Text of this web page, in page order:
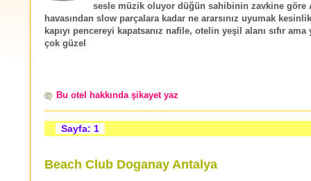
sesle müzik oluyor düğün sahibinin zavkine göre
havasından slow parçalara kadar ne ararsınız uyumak
kapıyı pencereyi kapatsanız nafile, otelin yeşil alanı sıfır ama
çok güzel
Bu otel hakkında şikayet yaz
Sayfa: 1
Beach Club Doganay Antalya